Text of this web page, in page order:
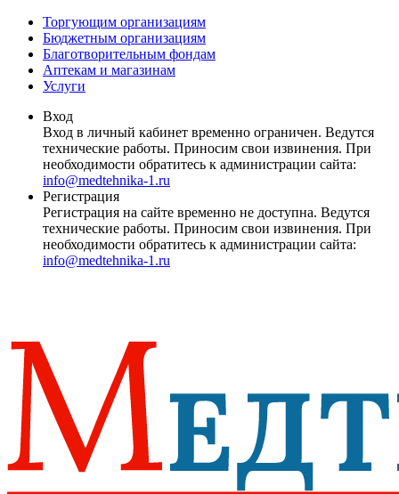
Торгующим организациям
Бюджетным организациям
Благотворительным фондам
Аптекам и магазинам
Услуги
Вход
Вход в личный кабинет временно ограничен. Ведутся
технические работы. Приносим свои извинения. При
необходимости обратитесь к администрации сайта:
info@medtehnika-1.ru
Регистрация
Регистрация на сайте временно не доступна. Ведутся
технические работы. Приносим свои извинения. При
необходимости обратитесь к администрации сайта:
info@medtehnika-1.ru